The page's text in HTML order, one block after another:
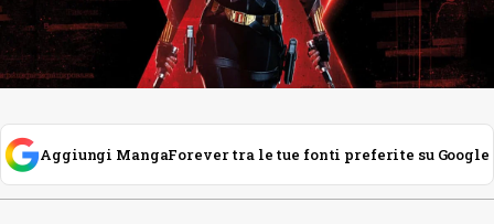
Aggiungi MangaForever tra le tue fonti preferite su Google